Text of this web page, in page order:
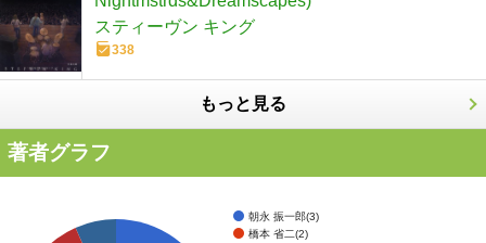
スティーヴン キング
338
もっと見る
著者グラフ
朝永 振一郎(3)
橋本 省二(2)